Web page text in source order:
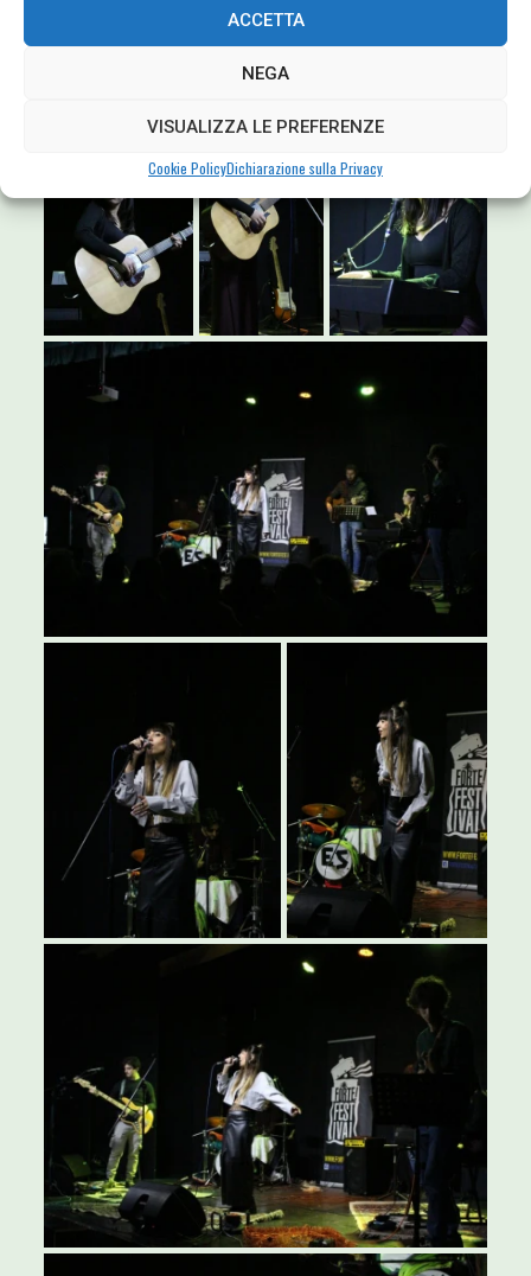
ACCETTA
NEGA
VISUALIZZA LE PREFERENZE
Cookie PolicyDichiarazione sulla Privacy